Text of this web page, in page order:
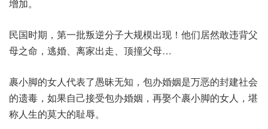
增加。
民国时期，第一批叛逆分子大规模出现！他们居然敢违背父
母之命，逃婚、离家出走、顶撞父母…
裹小脚的女人代表了愚昧无知，包办婚姻是万恶的封建社会
的遗毒，如果自己接受包办婚姻，再娶个裹小脚的女人，堪
称人生的莫大的耻辱。